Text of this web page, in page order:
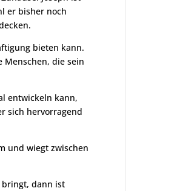
er bisher noch
bieten kann.
Menschen, die sein
entwickeln kann,
sich hervorragend
und wiegt zwischen
bringt, dann ist